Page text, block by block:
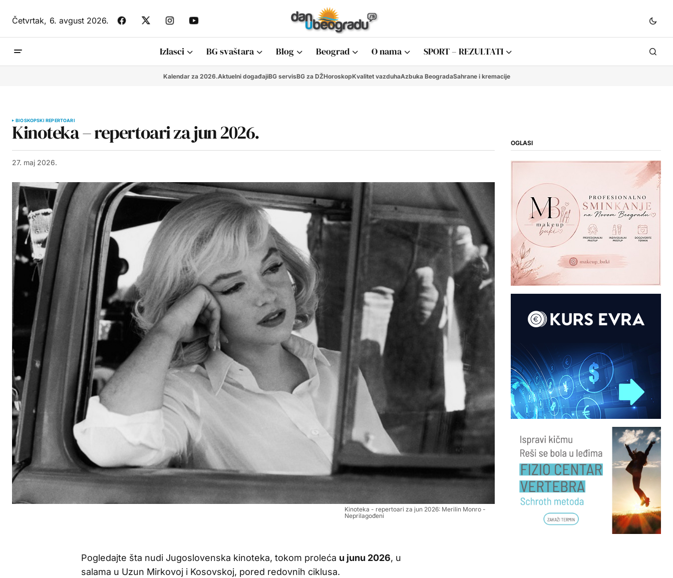
Četvrtak,6. avgust 2026.
Izlasci BG svaštara Blog Beograd O nama SPORT – REZULTATI
Kalendar za 2026.Aktuelni događajiBG servisBG za DŽHoroskopKvalitet vazduhaAzbuka BeogradaSahrane i kremacije
BIOSKOPSKI REPERTOARI
Kinoteka – repertoari za jun 2026.
27. maj 2026.
Kinoteka - repertoari za jun 2026: Merilin Monro -
Neprilagođeni
Pogledajte šta nudi Jugoslovenska kinoteka, tokom proleća u junu 2026, u
salama u Uzun Mirkovoj i Kosovskoj, pored redovnih ciklusa.
OGLASI